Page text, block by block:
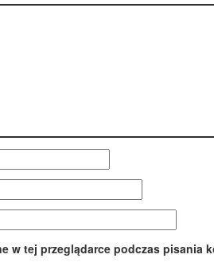
w tej przeglądarce podczas pisania